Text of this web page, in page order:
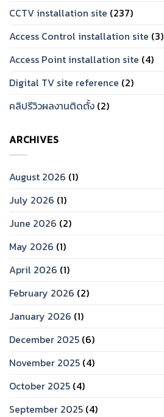
CCTV installation site (237)
Access Control installation site (3)
Access Point installation site (4)
Digital TV site reference (2)
คลิปรีวิวผลงานติดตั้ง (2)
ARCHIVES
August 2026 (1)
July 2026 (1)
June 2026 (2)
May 2026 (1)
April 2026 (1)
February 2026 (2)
January 2026 (1)
December 2025 (6)
November 2025 (4)
October 2025 (4)
September 2025 (4)